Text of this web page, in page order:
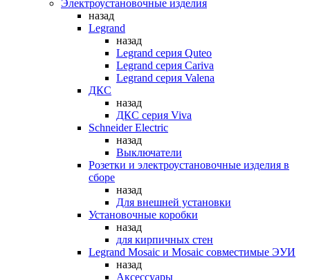
Электроустановочные изделия
назад
Legrand
назад
Legrand серия Quteo
Legrand серия Cariva
Legrand серия Valena
ДКС
назад
ДКС серия Viva
Schneider Electric
назад
Выключатели
Розетки и электроустановочные изделия в
сборе
назад
Для внешней установки
Установочные коробки
назад
для кирпичных стен
Legrand Mosaic и Mosaic совместимые ЭУИ
назад
Аксессуары